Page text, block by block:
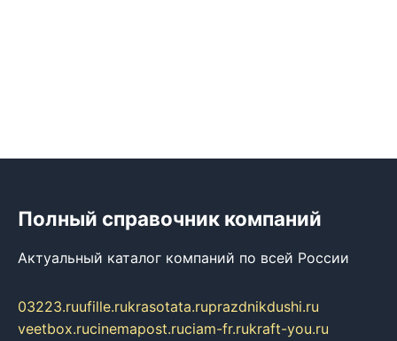
Полный справочник компаний
Актуальный каталог компаний по всей России
03223.ruufille.rukrasotata.ruprazdnikdushi.ru
veetbox.rucinemapost.ruciam-fr.rukraft-you.ru